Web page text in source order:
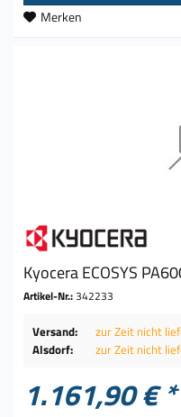
Merken
Kyocera ECOSYS
Artikel-Nr.:342233
Versand:
zur Zeit nicht
Alsdorf:
zur Zeit nicht
1.161,90 € *